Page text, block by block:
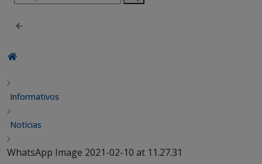
por:
Informativos
Notícias
WhatsApp Image 2021-02-10 at 11.27.31